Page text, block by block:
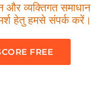
और व्यक्तिगत समाधान
हेतु हमसे संपर्क करें।
FREE